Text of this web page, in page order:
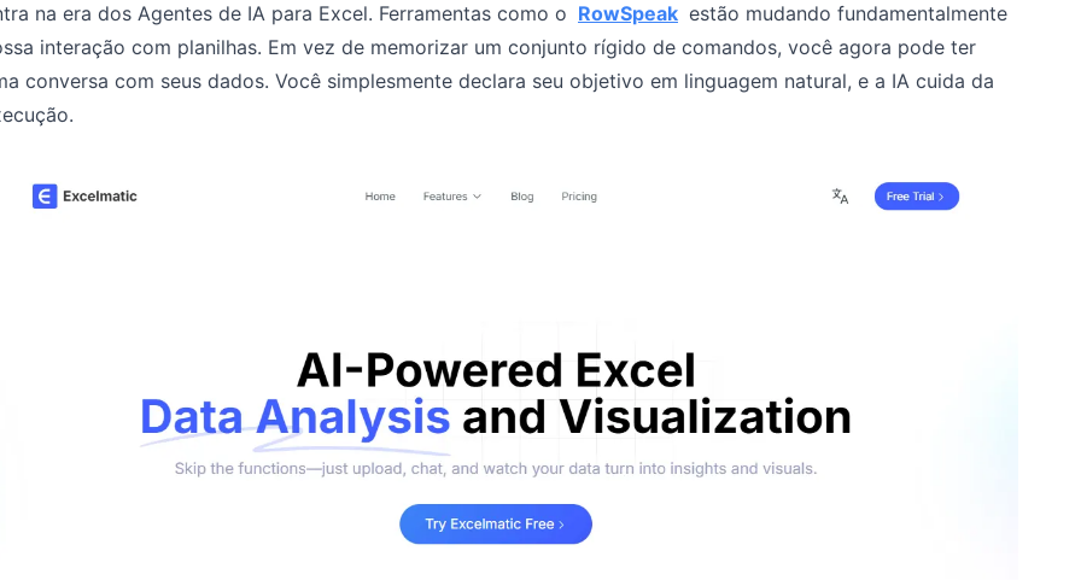
na era dos Agentes de IA para Excel. Ferramentas como o RowSpeak estão mudando fundamentalmente
interação com planilhas. Em vez de memorizar um conjunto rígido de comandos, você agora pode ter
conversa com seus dados. Você simplesmente declara seu objetivo em linguagem natural, e a IA cuida da